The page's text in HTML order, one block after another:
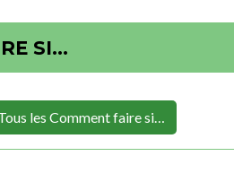
SI…
les Comment faire si…